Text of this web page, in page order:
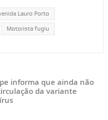
Lauro Porto
Motorista fugiu
informa que ainda não
da variante